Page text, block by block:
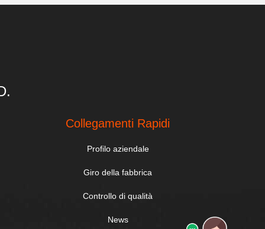
Collegamenti Rapidi
Profilo aziendale
Giro della fabbrica
Controllo di qualità
News